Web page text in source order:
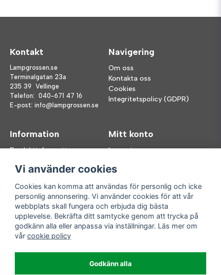
Kontakt
Lampgrossen.se
Terminalgatan 23a
235 39 Vellinge
Telefon: 040-671 47 16
E-post: info@lampgrossen.se
Navigering
Om oss
Kontakta oss
Cookies
Integritetspolicy (GDPR)
Information
Produktinformation
FAQ
Mitt konto
Logga in
Glömt lösenord?
Följ oss
Facebook
Instagram
Handla enkelt
Enkla leveranser
Vi använder cookies
Cookies kan komma att användas för personlig och icke
personlig annonsering. Vi använder cookies för att vår
webbplats skall fungera och erbjuda dig bästa
upplevelse. Bekräfta ditt samtycke genom att trycka på
godkänn alla eller anpassa via inställningar. Läs mer om
vår cookie policy
Godkänn alla